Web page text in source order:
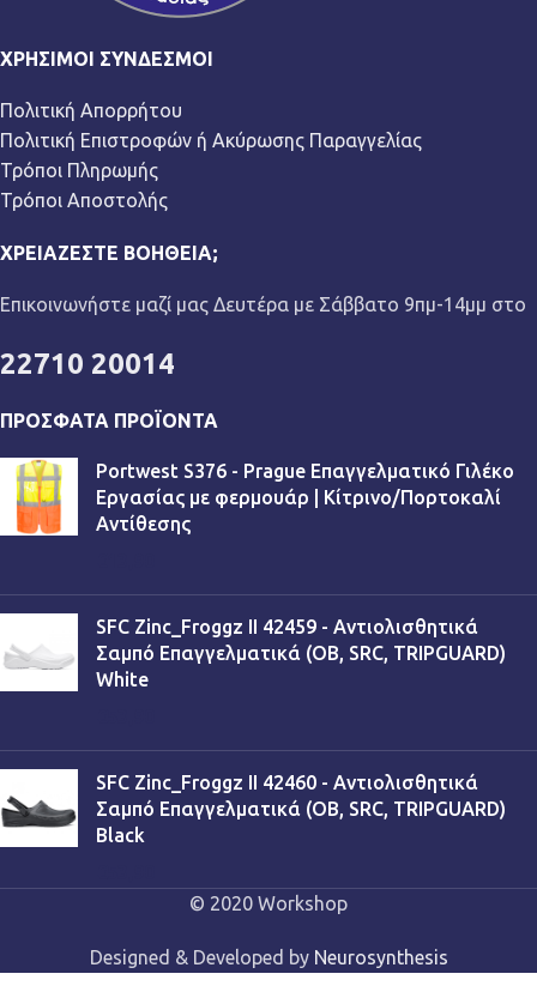
ΧΡΉΣΙΜΟΙ ΣΎΝΔΕΣΜΟΙ
Πολιτική Απορρήτου
Πολιτική Επιστροφών ή Ακύρωσης Παραγγελίας
Τρόποι Πληρωμής
Τρόποι Αποστολής
ΧΡΕΙΆΖΕΣΤΕ ΒΟΉΘΕΙΑ;
Επικοινωνήστε μαζί μας Δευτέρα με Σάββατο 9πμ-14μμ στο
22710 20014
ΠΡΌΣΦΑΤΑ ΠΡΟΪΌΝΤΑ
Portwest S376 - Prague Επαγγελματικό Γιλέκο
Εργασίας με φερμουάρ | Κίτρινο/Πορτοκαλί
Αντίθεσης
SFC Zinc_Froggz II 42459 - Αντιολισθητικά
Σαμπό Επαγγελματικά (OB, SRC, TRIPGUARD)
White
SFC Zinc_Froggz II 42460 - Αντιολισθητικά
Σαμπό Επαγγελματικά (OB, SRC, TRIPGUARD)
Black
© 2020 Workshop
Designed & Developed by Neurosynthesis